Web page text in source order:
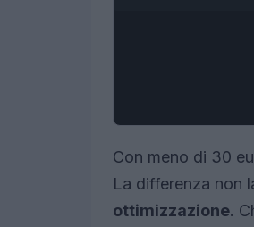
Con meno di 30
La differenza non
ottimizzazione.